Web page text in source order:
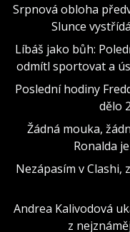
Srpnová obloha
Slunce
Líbáš jako bůh:
odmítl sportovat a
Poslední hodiny
dělo
Žádná mouka,
Ronalda
Nezápasím v Clashi,
Andrea Kalivodová
z